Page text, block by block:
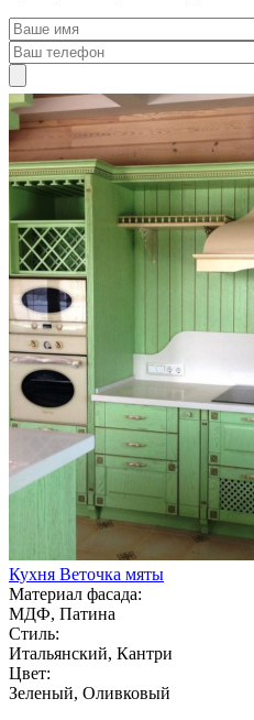
Кухня Веточка мяты
Материал фасада:
МДФ, Патина
Стиль:
Итальянский, Кантри
Цвет:
Зеленый, Оливковый